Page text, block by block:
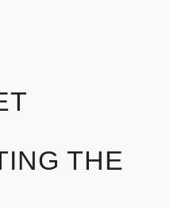
THE